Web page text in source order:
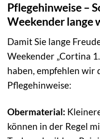
Pflegehinweise –
Weekender lange
Damit Sie lange
Weekender „Cortina
haben, empfehlen wir
Pflegehinweise:
Obermaterial:
können in der Regel